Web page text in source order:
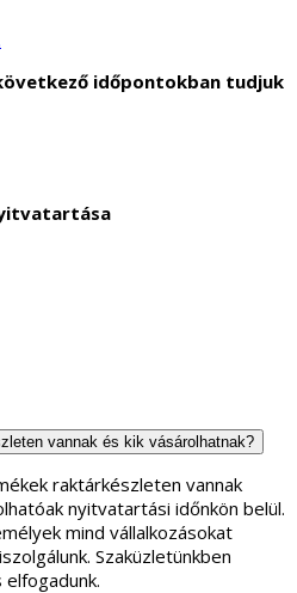
időpontokban tudjuk
vannak és kik vásárolhatnak?
raktárkészleten vannak
nyitvatartási időnkön belül.
mind vállalkozásokat
Szaküzletünkben